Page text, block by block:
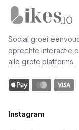
Social groei
oprechte interactie
alle grote platforms.
Instagram